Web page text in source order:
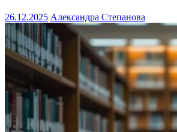
26.12.2025 Александра Степанова